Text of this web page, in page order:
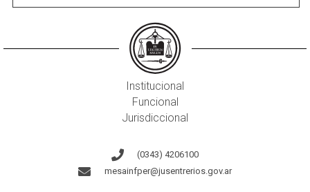
Institucional
Funcional
Jurisdiccional
(0343) 4206100
mesainfper@jusentrerios.gov.ar